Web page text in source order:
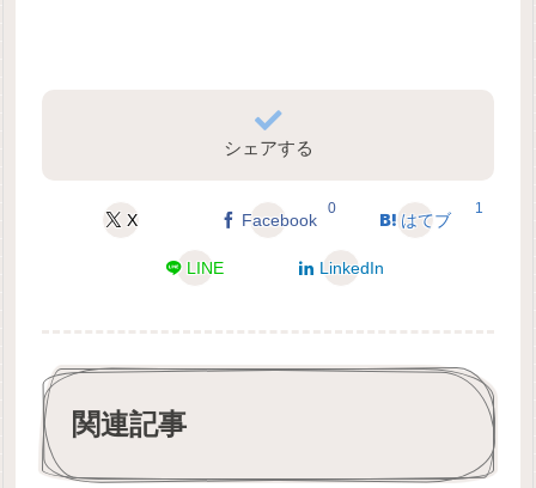
シェアする
X Facebook
0
はてブ
1
LINE LinkedIn
関連記事